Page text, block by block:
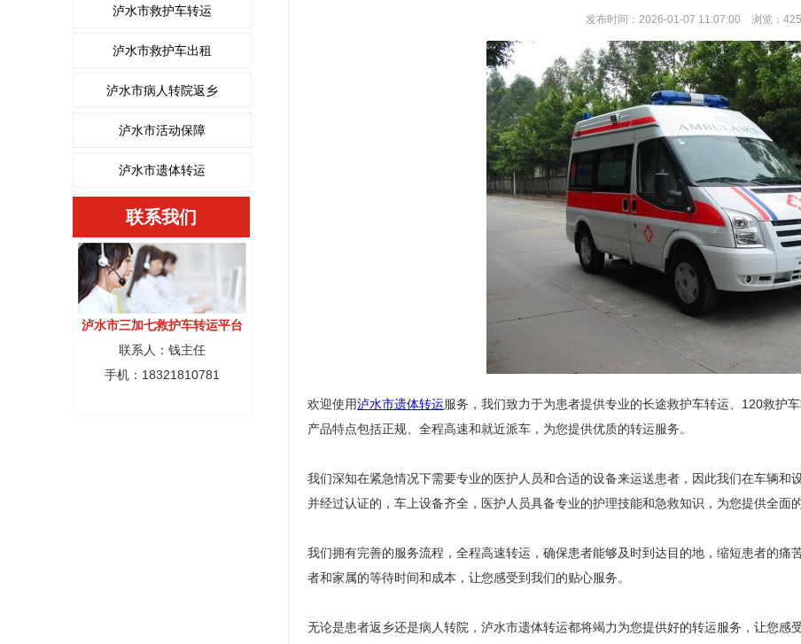
泸水市救护车转运
泸水市救护车出租
泸水市病人转院返乡
泸水市活动保障
泸水市遗体转运
联系我们
泸水市三加七救护车转运平台
联系人：钱主任
手机：18321810781
发布时间：2026-01-07 11:07:00 浏览：
欢迎使用泸水市遗体转运服务，我们致力于为患者提供专业的长途救护车转运、120救护
产品特点包括正规、全程高速和就近派车，为您提供优质的转运服务。
我们深知在紧急情况下需要专业的医护人员和合适的设备来运送患者，因此我们在车辆和
并经过认证的，车上设备齐全，医护人员具备专业的护理技能和急救知识，为您提供全面的
我们拥有完善的服务流程，全程高速转运，确保患者能够及时到达目的地，缩短患者的痛
者和家属的等待时间和成本，让您感受到我们的贴心服务。
无论是患者返乡还是病人转院，泸水市遗体转运都将竭力为您提供好的转运服务，让您感